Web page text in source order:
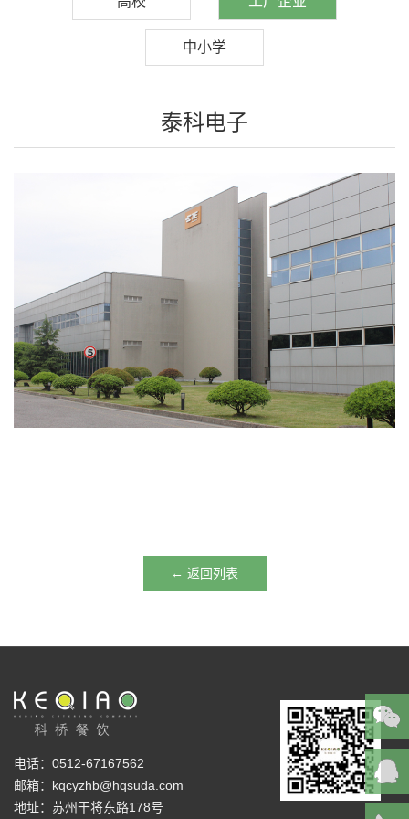
中小学
泰科电子
← 返回列表
电话：0512-67167562
邮箱：kqcyzhb@hqsuda.com
地址：苏州干将东路178号